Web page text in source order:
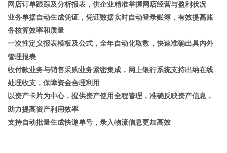
网店订单跟踪及分析报表，供企业精准掌握网店经营与盈利状况
业务单据自动生成凭证，凭证数据实时自动登录账簿，有效提高账
务核算效率和质量
一次性定义报表模板及公式，全年自动化取数，快速准确出具内外
管理报表
收付款业务与销售采购业务紧密集成，网上银行系统支持出纳在线
处理收支，保障资金合理利用
以资产卡片为中心，提供资产使用全程管理，准确反映资产信息，
助力提高资产利用效率
支持自动批量生成快递单号，录入物流信息更加高效